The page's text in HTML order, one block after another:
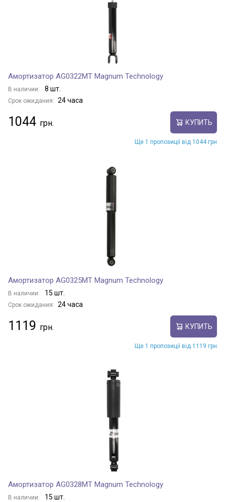
Амортизатор AG0322MT Magnum Technology
В наличии: 8 шт.
Срок ожидания: 24 часа
1044 КУПИТЬ
Ще 1 пропозиції від 1044 грн
Амортизатор AG0325MT Magnum Technology
В наличии: 15 шт.
Срок ожидания: 24 часа
1119 КУПИТЬ
Ще 1 пропозиції від 1119 грн
Амортизатор AG0328MT Magnum Technology
В наличии: 15 шт.